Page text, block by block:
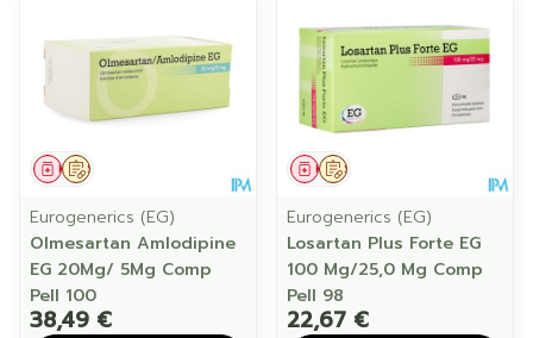
Sur prescription
Médicament
Eurogenerics (EG)
Olmesartan Amlodipine
EG 20Mg/ 5Mg Comp
Pell 100
38,49 €
Sur prescription
Médicament
Eurogenerics (EG)
Losartan Plus Forte EG
100 Mg/25,0 Mg Comp
Pell 98
22,67 €